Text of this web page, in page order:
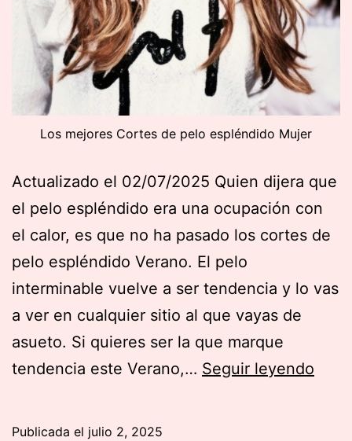
Los mejores Cortes de pelo espléndido Mujer
Actualizado el 02/07/2025 Quien dijera que
el pelo espléndido era una ocupación con
el calor, es que no ha pasado los cortes de
pelo espléndido Verano. El pelo
interminable vuelve a ser tendencia y lo vas
a ver en cualquier sitio al que vayas de
asueto. Si quieres ser la que marque
tendencia este Verano,… Seguir leyendo
Publicada el julio 2, 2025